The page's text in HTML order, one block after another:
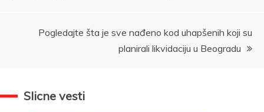
Pogledajte šta je sve nađeno kod uhapšenih koji su
planirali likvidaciju u Beogradu
Slicne vesti